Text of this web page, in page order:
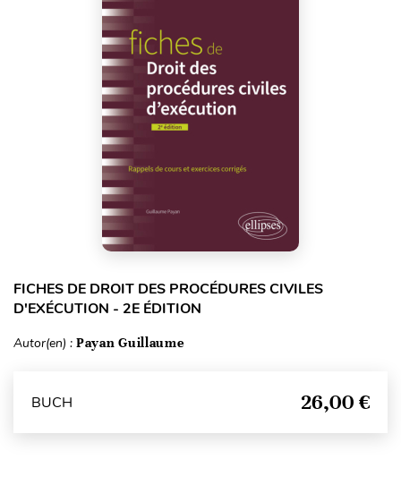
FICHES DE DROIT DES PROCÉDURES CIVILES
D'EXÉCUTION - 2E ÉDITION
Autor(en) : Payan Guillaume
BUCH 26,00 €